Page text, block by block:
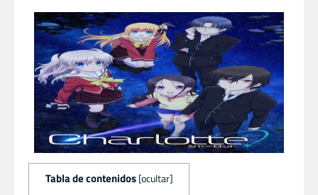
Tabla de contenidos [ocultar]